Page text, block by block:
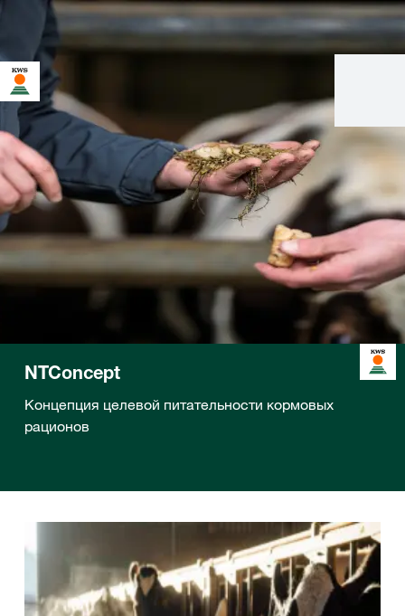
NTConcept
Концепция целевой питательности кормовых
рационов